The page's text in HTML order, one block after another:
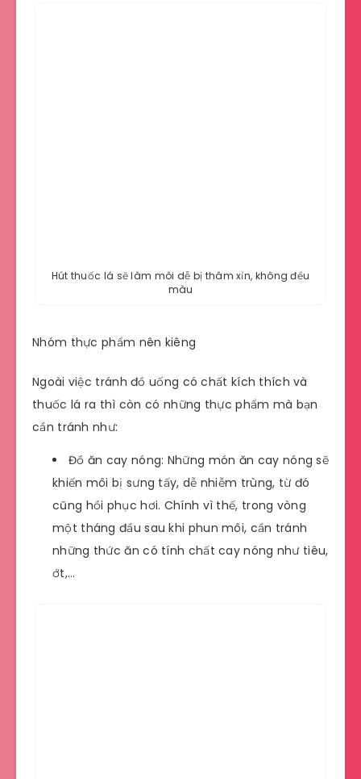
Hút thuốc lá sẽ làm môi dễ bị thâm xỉn, không đều
màu
Nhóm thực phẩm nên kiêng
Ngoài việc tránh đồ uống có chất kích thích và
thuốc lá ra thì còn có những thực phẩm mà bạn
cần tránh như:
Đồ ăn cay nóng: Những món ăn cay nóng sẽ
khiến môi bị sưng tấy, dễ nhiễm trùng, từ đó
cũng hồi phục hơi. Chính vì thế, trong vòng
một tháng đầu sau khi phun môi, cần tránh
những thức ăn có tính chất cay nóng như tiêu,
ớt,…